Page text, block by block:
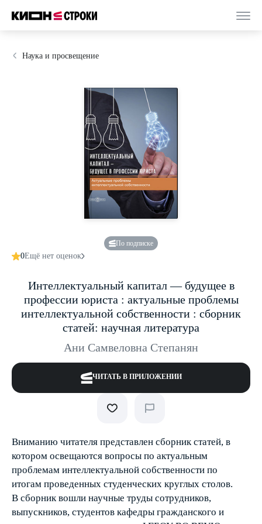
Наука и просвещение
По подписке
0Ещё нет оценок
Интеллектуальный капитал — будущее в
профессии юриста : актуальные проблемы
интеллектуальной собственности : сборник
статей: научная литература
Ани Самвеловна Степанян
ЧИТАТЬ В ПРИЛОЖЕНИИ
Вниманию читателя представлен сборник статей, в
котором освещаются вопросы по актуальным
проблемам интеллектуальной собственности по
итогам проведенных студенческих круглых столов.
В сборник вошли научные труды сотрудников,
выпускников, студентов кафедры гражданского и